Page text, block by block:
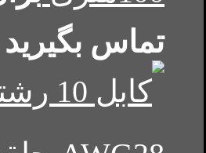
تماس بگیرید